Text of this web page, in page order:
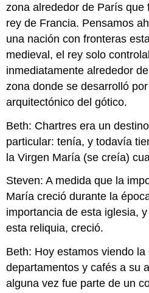
zona alrededor de París que
rey de Francia. Pensamos
una nación con fronteras
medieval, el rey solo
inmediatamente alrededor
zona donde se desarrolló
arquitectónico del gótico.
Beth: Chartres era un
particular: tenía, y todavía
la Virgen María (se creía)
Steven: A medida que la
María creció durante la
importancia de esta iglesia,
esta reliquia, creció.
Beth: Hoy estamos viendo la
departamentos y cafés a su
alguna vez fue parte de un